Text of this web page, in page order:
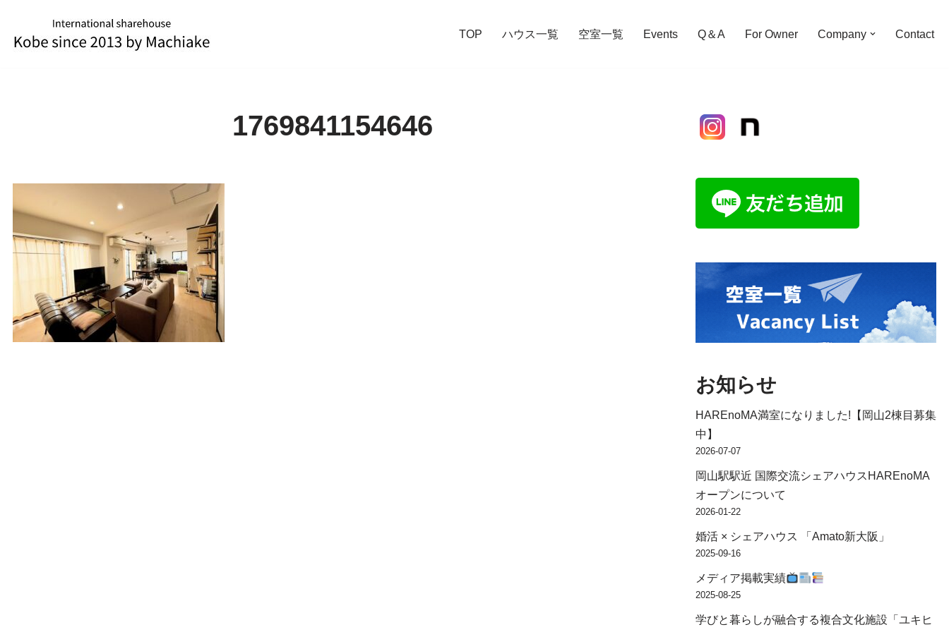
コ
プ
TOP ハウス一覧 空室一覧 Events Q＆A For Owner Company Contact
1769841154646
お知らせ
HAREnoMA満室になりました!【岡山2棟目募集
中】
2026-07-07
岡山駅駅近 国際交流シェアハウスHAREnoMA
オープンについて
2026-01-22
婚活 × シェアハウス 「Amato新大阪」
2025-09-16
メディア掲載実績
2025-08-25
学びと暮らしが融合する複合文化施設「ユキヒ